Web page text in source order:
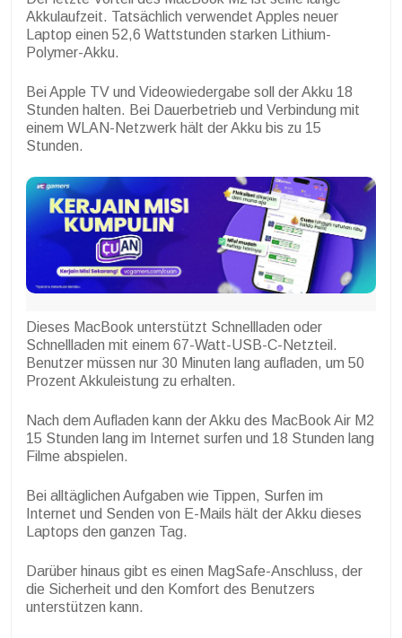
Akkulaufzeit. Tatsächlich verwendet Apples neuer
Laptop einen 52,6 Wattstunden starken Lithium-
Polymer-Akku.
Bei Apple TV und Videowiedergabe soll der Akku 18
Stunden halten. Bei Dauerbetrieb und Verbindung mit
einem WLAN-Netzwerk hält der Akku bis zu 15
Stunden.
Dieses MacBook unterstützt Schnellladen oder
Schnellladen mit einem 67-Watt-USB-C-Netzteil.
Benutzer müssen nur 30 Minuten lang aufladen, um 50
Prozent Akkuleistung zu erhalten.
Nach dem Aufladen kann der Akku des MacBook Air M2
15 Stunden lang im Internet surfen und 18 Stunden lang
Filme abspielen.
Bei alltäglichen Aufgaben wie Tippen, Surfen im
Internet und Senden von E-Mails hält der Akku dieses
Laptops den ganzen Tag.
Darüber hinaus gibt es einen MagSafe-Anschluss, der
die Sicherheit und den Komfort des Benutzers
unterstützen kann.